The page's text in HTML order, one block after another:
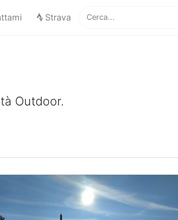
Strava
Outdoor.